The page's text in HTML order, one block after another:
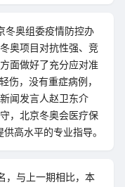
冬奥组委疫情防控办
奥项目对抗性强、竞
面做好了充分应对准
伤，没有重症病例，
闻发言人赵卫东介
，北京冬奥会医疗保
高水平的专业指导。
，与上一期相比，本